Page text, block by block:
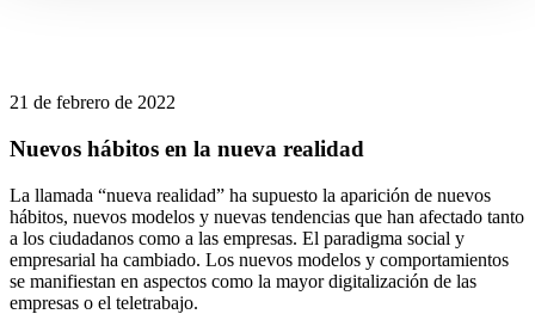
21 de febrero de 2022
Nuevos hábitos en la nueva realidad
La llamada “nueva realidad” ha supuesto la aparición de nuevos
hábitos, nuevos modelos y nuevas tendencias que han afectado tanto
a los ciudadanos como a las empresas. El paradigma social y
empresarial ha cambiado. Los nuevos modelos y comportamientos
se manifiestan en aspectos como la mayor digitalización de las
empresas o el teletrabajo.